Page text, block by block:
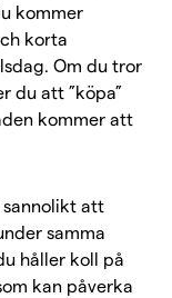
kommer
korta
Om du tror
du att ”köpa”
kommer att
sannolikt att
samma
håller koll på
kan påverka